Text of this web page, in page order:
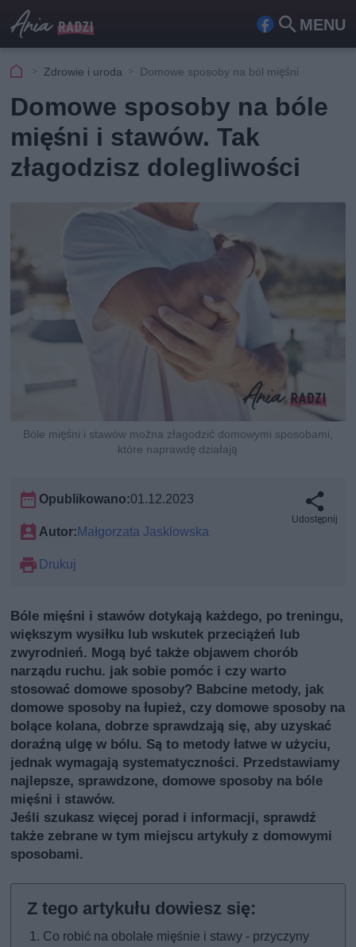
MENU
Fa
ook
Szu
kaj
Zdrowie i uroda Domowe sposoby na ból mięśni
Domowe sposoby na bóle
mięśni i stawów. Tak
złagodzisz dolegliwości
Bóle mięśni i stawów można złagodzić domowymi sposobami,
które naprawdę działają
Opublikowano:01.12.2023
Autor: Małgorzata Jasklowska
Drukuj
Udostępnij
Bóle mięśni i stawów dotykają każdego, po treningu,
większym wysiłku lub wskutek przeciążeń lub
zwyrodnień. Mogą być także objawem chorób
narządu ruchu. jak sobie pomóc i czy warto
stosować domowe sposoby? Babcine metody, jak
domowe sposoby na łupież, czy domowe sposoby na
bolące kolana, dobrze sprawdzają się, aby uzyskać
doraźną ulgę w bólu. Są to metody łatwe w użyciu,
jednak wymagają systematyczności. Przedstawiamy
najlepsze, sprawdzone, domowe sposoby na bóle
mięśni i stawów.
Jeśli szukasz więcej porad i informacji, sprawdź
także zebrane w tym miejscu artykuły z domowymi
sposobami.
Co robić na obolałe mięśnie i stawy - przyczyny